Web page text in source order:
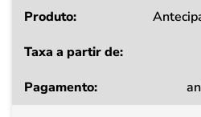
Produto
a